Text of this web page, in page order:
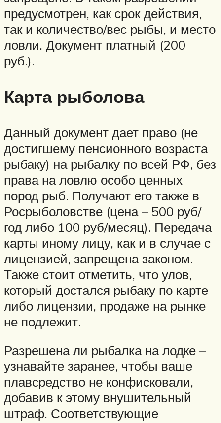
предусмотрен, как срок действия,
так и количество/вес рыбы, и место
ловли. Документ платный (200
руб.).
Карта рыболова
Данный документ дает право (не
достигшему пенсионного возраста
рыбаку) на рыбалку по всей РФ, без
права на ловлю особо ценных
пород рыб. Получают его также в
Росрыболовстве (цена – 500 руб/
год либо 100 руб/месяц). Передача
карты иному лицу, как и в случае с
лицензией, запрещена законом.
Также стоит отметить, что улов,
который достался рыбаку по карте
либо лицензии, продаже на рынке
не подлежит.
Разрешена ли рыбалка на лодке –
узнавайте заранее, чтобы ваше
плавсредство не конфисковали,
добавив к этому внушительный
штраф. Соответствующие